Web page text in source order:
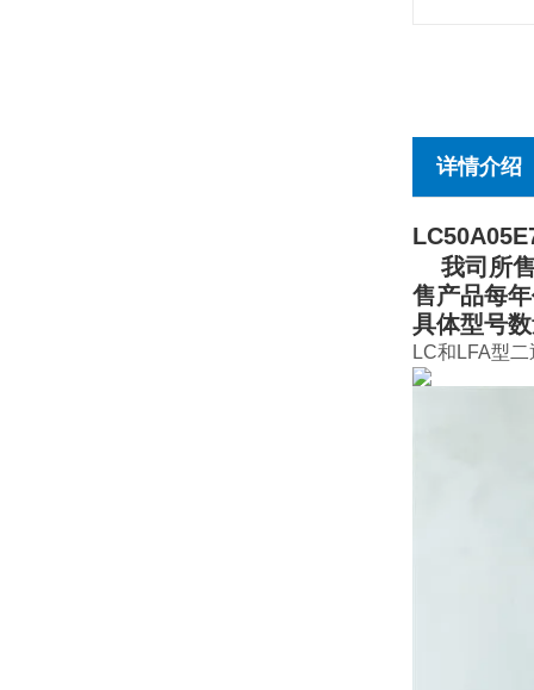
详情介绍
我司所售
售产品每
具体型号
LC和LFA型